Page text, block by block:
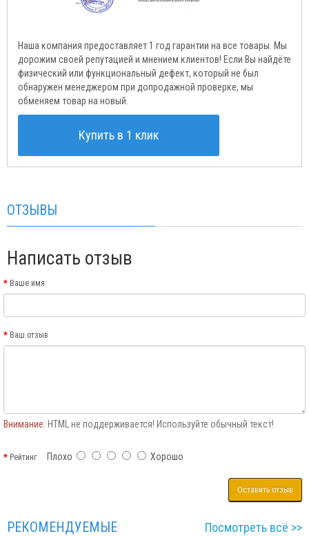
Наша компания предоставляет 1 год гарантии на все товары. Мы
дорожим своей репутацией и мнением клиентов! Если Вы найдёте
физический или функциональный дефект, который не был
обнаружен менеджером при допродажной проверке, мы
обменяем товар на новый.
Купить в 1 клик
ОТЗЫВЫ
Написать отзыв
Ваше имя:
Ваш отзыв
Внимание: HTML не поддерживается! Используйте обычный текст!
РейтингПлохо Хорошо
Оставить отзыв
РЕКОМЕНДУЕМЫЕ Посмотреть всё >>